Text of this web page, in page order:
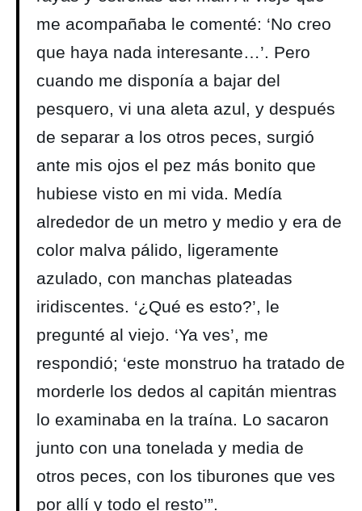
me acompañaba le comenté: ‘No creo
que haya nada interesante…’. Pero
cuando me disponía a bajar del
pesquero, vi una aleta azul, y después
de separar a los otros peces, surgió
ante mis ojos el pez más bonito que
hubiese visto en mi vida. Medía
alrededor de un metro y medio y era de
color malva pálido, ligeramente
azulado, con manchas plateadas
iridiscentes. ‘¿Qué es esto?’, le
pregunté al viejo. ‘Ya ves’, me
respondió; ‘este monstruo ha tratado de
morderle los dedos al capitán mientras
lo examinaba en la traína. Lo sacaron
junto con una tonelada y media de
otros peces, con los tiburones que ves
por allí y todo el resto’”.